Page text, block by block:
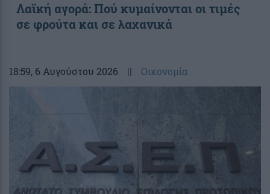
Λαϊκή αγορά: Πού κυμαίνονται οι τιμές
σε φρούτα και σε λαχανικά
18:59, 6 Αυγούστου 2026 || Οικονομία